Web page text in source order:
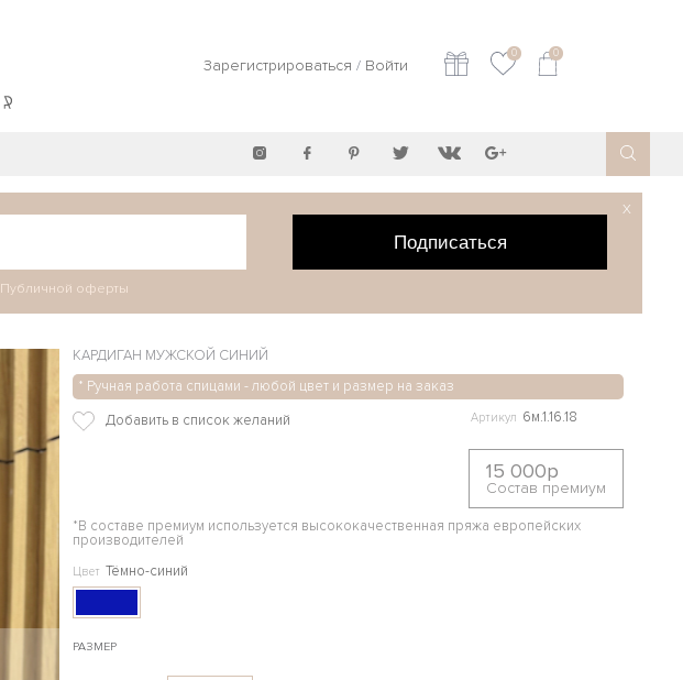
Зарегистрироваться / Войти
0 0
Подписаться
X
Публичной оферты
КАРДИГАН МУЖСКОЙ СИНИЙ
* Ручная работа спицами - любой цвет и размер на заказ
Артикул 6м.1.16.18
15 000р
Состав премиум
*В составе премиум используется высококачественная пряжа европейских
производителей
Цвет Тёмно-синий
РАЗМЕР